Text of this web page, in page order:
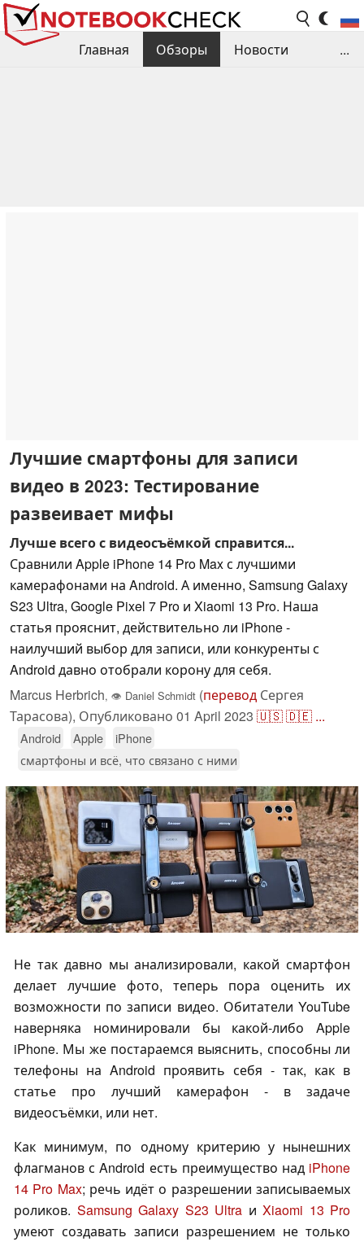
Главная Обзоры
Новости
...
Лучшие смартфоны для записи
видео в 2023: Тестирование
развеивает мифы
Лучше всего с видеосъёмкой справится...
Сравнили Apple iPhone 14 Pro Max с лучшими
камерафонами на Android. А именно, Samsung Galaxy
S23 Ultra, Google Pixel 7 Pro и Xiaomi 13 Pro. Наша
статья прояснит, действительно ли iPhone -
наилучший выбор для записи, или конкуренты с
Android давно отобрали корону для себя.
Marcus Herbrich, 👁 Daniel Schmidt (перевод Сергея
Тарасова), Опубликовано 01 April 2023 🇺🇸🇩🇪 ...
Android Apple
iPhone
смартфоны и всё, что связано с ними
Не так давно мы анализировали, какой смартфон
делает лучшие фото, теперь пора оценить их
возможности по записи видео. Обитатели YouTube
наверняка номинировали бы какой-либо Apple
iPhone. Мы же постараемся выяснить, способны ли
телефоны на Android проявить себя - так, как в
статье про лучший камерафон - в задаче
видеосъёмки, или нет.
Как минимум, по одному критерию у нынешних
флагманов с Android есть преимущество над iPhone
14 Pro Max; речь идёт о разрешении записываемых
роликов. Samsung Galaxy S23 Ultra и Xiaomi 13 Pro
умеют создавать записи разрешением не только